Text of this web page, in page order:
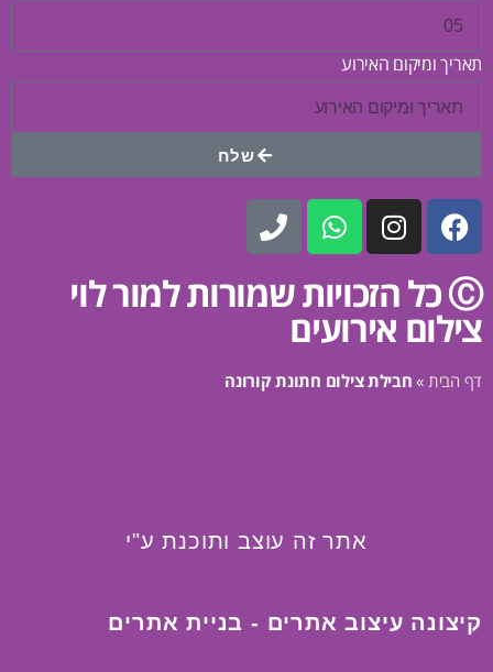
תאריך ומיקום האירוע
שלח
Ⓒ כל הזכויות שמורות למור לוי
צילום אירועים
דף הבית » חבילת צילום חתונת קורונה
אתר זה עוצב ותוכנת ע"י
קיצונה עיצוב אתרים - בניית אתרים